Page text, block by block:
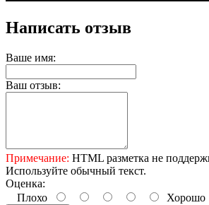
Написать отзыв
Ваше имя:
Ваш отзыв:
Примечание: HTML разметка не
Используйте обычный текст.
Оценка:
Плохо
Хорошо